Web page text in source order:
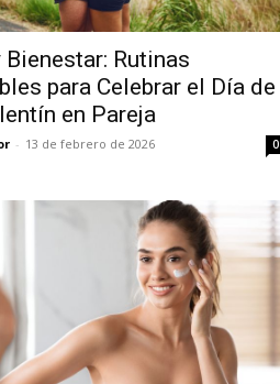
Rutinas
para Celebrar el Día de
en Pareja
- 13 de febrero de 2026 0